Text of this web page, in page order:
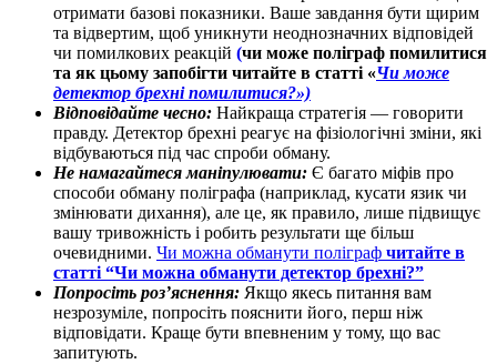
отримати базові показники. Ваше завдання бути щирим
та відвертим, щоб уникнути неоднозначних відповідей
чи помилкових реакцій (чи може поліграф помилитися
та як цьому запобігти читайте в статті «Чи може
детектор брехні помилитися?»)
Відповідайте чесно: Найкраща стратегія — говорити
правду. Детектор брехні реагує на фізіологічні зміни, які
відбуваються під час спроби обману.
Не намагайтеся маніпулювати: Є багато міфів про
способи обману поліграфа (наприклад, кусати язик чи
змінювати дихання), але це, як правило, лише підвищує
вашу тривожність і робить результати ще більш
очевидними. Чи можна обманути поліграф читайте в
статті “Чи можна обманути детектор брехні?”
Попросіть роз’яснення: Якщо якесь питання вам
незрозуміле, попросіть пояснити його, перш ніж
відповідати. Краще бути впевненим у тому, що вас
запитують.